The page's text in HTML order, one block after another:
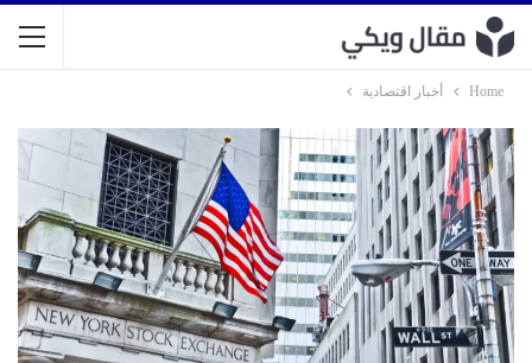
Home أخبار اقتصادية